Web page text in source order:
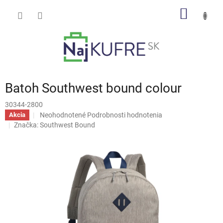
Batoh Southwest bound colour
30344-2800
Akcia
Priemerné
hodnotenie
hviezdičiek.
Neohodnotené Podrobnosti hodnotenia
Značka:Southwest Bound